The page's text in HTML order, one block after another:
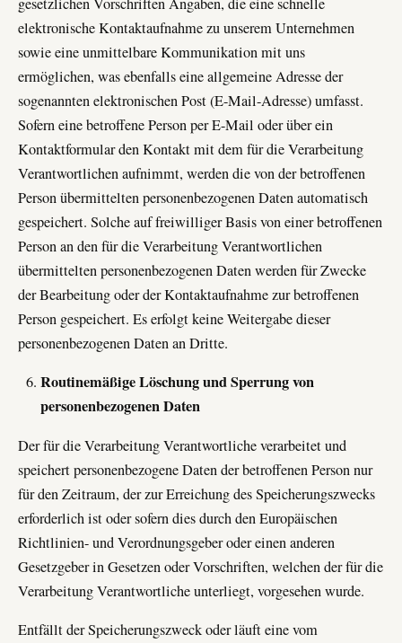
elektronische Kontaktaufnahme zu unserem Unternehmen
sowie eine unmittelbare Kommunikation mit uns
ermöglichen, was ebenfalls eine allgemeine Adresse der
sogenannten elektronischen Post (E-Mail-Adresse) umfasst.
Sofern eine betroffene Person per E-Mail oder über ein
Kontaktformular den Kontakt mit dem für die Verarbeitung
Verantwortlichen aufnimmt, werden die von der betroffenen
Person übermittelten personenbezogenen Daten automatisch
gespeichert. Solche auf freiwilliger Basis von einer betroffenen
Person an den für die Verarbeitung Verantwortlichen
übermittelten personenbezogenen Daten werden für Zwecke
der Bearbeitung oder der Kontaktaufnahme zur betroffenen
Person gespeichert. Es erfolgt keine Weitergabe dieser
personenbezogenen Daten an Dritte.
Routinemäßige Löschung und Sperrung von
personenbezogenen Daten
Der für die Verarbeitung Verantwortliche verarbeitet und
speichert personenbezogene Daten der betroffenen Person nur
für den Zeitraum, der zur Erreichung des Speicherungszwecks
erforderlich ist oder sofern dies durch den Europäischen
Richtlinien- und Verordnungsgeber oder einen anderen
Gesetzgeber in Gesetzen oder Vorschriften, welchen der für die
Verarbeitung Verantwortliche unterliegt, vorgesehen wurde.
Entfällt der Speicherungszweck oder läuft eine vom